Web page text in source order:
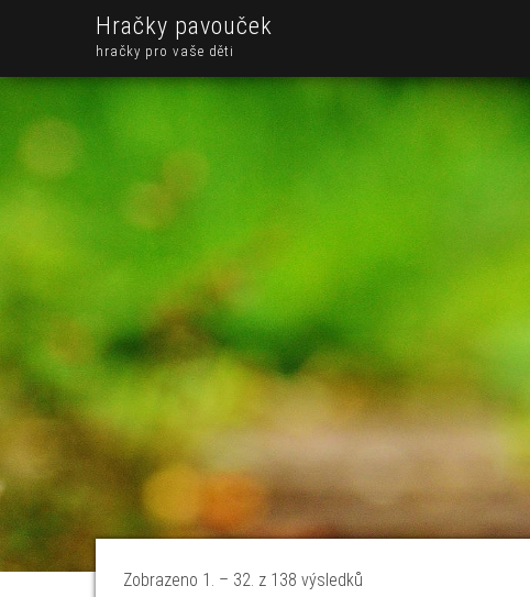
Hračky pavouček
hračky pro vaše děti
Zobrazeno 1. – 32. z 138 výsledků